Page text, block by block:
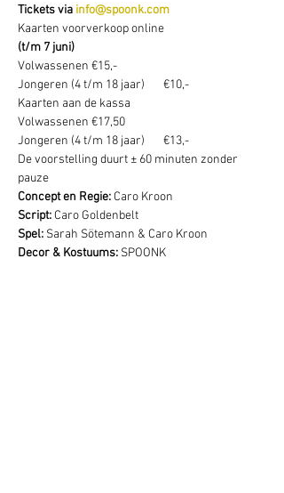
Tickets via info@spoonk.com
Kaarten voorverkoop online
(t/m 7 juni)
Volwassenen €15,-
Jongeren (4 t/m 18 jaar)       €10,-
Kaarten aan de kassa
Volwassenen €17,50
Jongeren (4 t/m 18 jaar)       €13,-
De voorstelling duurt ± 60 minuten zonder
pauze
Concept en Regie: Caro Kroon
Script: Caro Goldenbelt
Spel: Sarah Sötemann & Caro Kroon
Decor & Kostuums: SPOONK